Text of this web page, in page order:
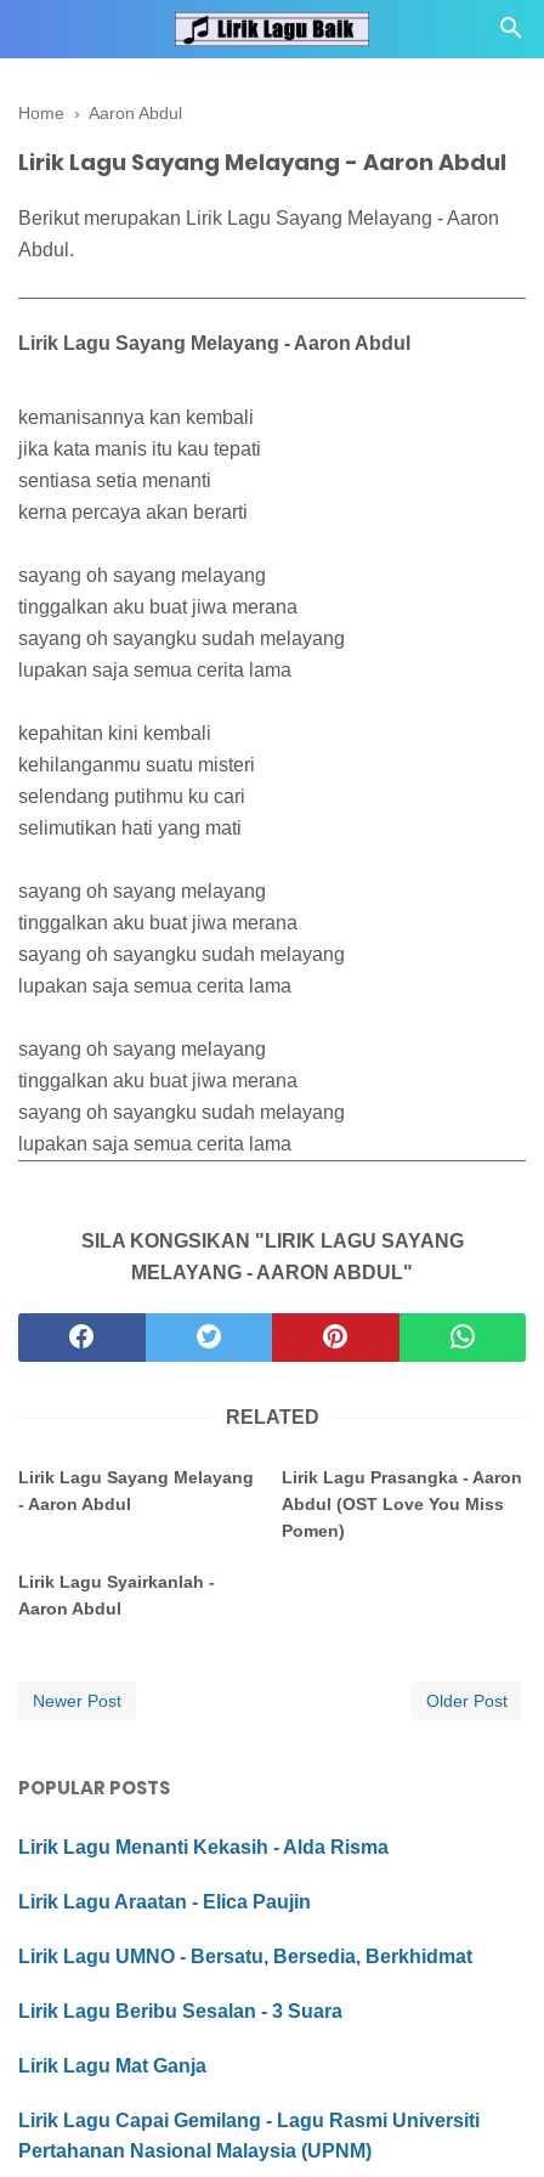
Home › Aaron Abdul
Lirik Lagu Sayang Melayang - Aaron Abdul
Berikut merupakan Lirik Lagu Sayang Melayang - Aaron
Abdul.
Lirik Lagu Sayang Melayang - Aaron Abdul
kemanisannya kan kembali
jika kata manis itu kau tepati
sentiasa setia menanti
kerna percaya akan berarti
sayang oh sayang melayang
tinggalkan aku buat jiwa merana
sayang oh sayangku sudah melayang
lupakan saja semua cerita lama
kepahitan kini kembali
kehilanganmu suatu misteri
selendang putihmu ku cari
selimutikan hati yang mati
sayang oh sayang melayang
tinggalkan aku buat jiwa merana
sayang oh sayangku sudah melayang
lupakan saja semua cerita lama
sayang oh sayang melayang
tinggalkan aku buat jiwa merana
sayang oh sayangku sudah melayang
lupakan saja semua cerita lama
SILA KONGSIKAN "LIRIK LAGU SAYANG
MELAYANG - AARON ABDUL"
RELATED
Lirik Lagu Sayang Melayang
- Aaron Abdul
Lirik Lagu Prasangka - Aaron
Abdul (OST Love You Miss
Pomen)
Lirik Lagu Syairkanlah -
Aaron Abdul
Newer Post Older Post
POPULAR POSTS
Lirik Lagu Menanti Kekasih - Alda Risma
Lirik Lagu Araatan - Elica Paujin
Lirik Lagu UMNO - Bersatu, Bersedia, Berkhidmat
Lirik Lagu Beribu Sesalan - 3 Suara
Lirik Lagu Mat Ganja
Lirik Lagu Capai Gemilang - Lagu Rasmi Universiti
Pertahanan Nasional Malaysia (UPNM)